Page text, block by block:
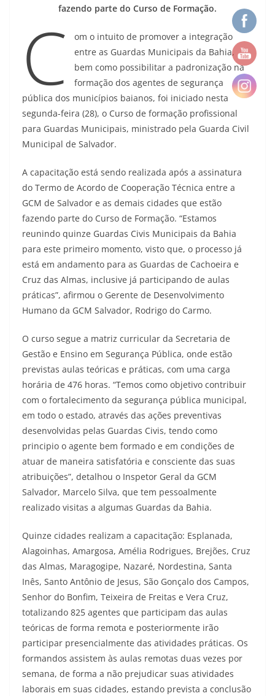
fazendo parte do Curso de Formação.
C
om o intuito de promover a integração
entre as Guardas Municipais da Bahia,
bem como possibilitar a padronização na
formação dos agentes de segurança
pública dos municípios baianos, foi iniciado nesta
segunda-feira (28), o Curso de formação profissional
para Guardas Municipais, ministrado pela Guarda Civil
Municipal de Salvador.
A capacitação está sendo realizada após a assinatura
do Termo de Acordo de Cooperação Técnica entre a
GCM de Salvador e as demais cidades que estão
fazendo parte do Curso de Formação. “Estamos
reunindo quinze Guardas Civis Municipais da Bahia
para este primeiro momento, visto que, o processo já
está em andamento para as Guardas de Cachoeira e
Cruz das Almas, inclusive já participando de aulas
práticas”, afirmou o Gerente de Desenvolvimento
Humano da GCM Salvador, Rodrigo do Carmo.
O curso segue a matriz curricular da Secretaria de
Gestão e Ensino em Segurança Pública, onde estão
previstas aulas teóricas e práticas, com uma carga
horária de 476 horas. “Temos como objetivo contribuir
com o fortalecimento da segurança pública municipal,
em todo o estado, através das ações preventivas
desenvolvidas pelas Guardas Civis, tendo como
principio o agente bem formado e em condições de
atuar de maneira satisfatória e consciente das suas
atribuições”, detalhou o Inspetor Geral da GCM
Salvador, Marcelo Silva, que tem pessoalmente
realizado visitas a algumas Guardas da Bahia.
Quinze cidades realizam a capacitação: Esplanada,
Alagoinhas, Amargosa, Amélia Rodrigues, Brejões, Cruz
das Almas, Maragogipe, Nazaré, Nordestina, Santa
Inês, Santo Antônio de Jesus, São Gonçalo dos Campos,
Senhor do Bonfim, Teixeira de Freitas e Vera Cruz,
totalizando 825 agentes que participam das aulas
teóricas de forma remota e posteriormente irão
participar presencialmente das atividades práticas. Os
formandos assistem às aulas remotas duas vezes por
semana, de forma a não prejudicar suas atividades
laborais em suas cidades, estando prevista a conclusão